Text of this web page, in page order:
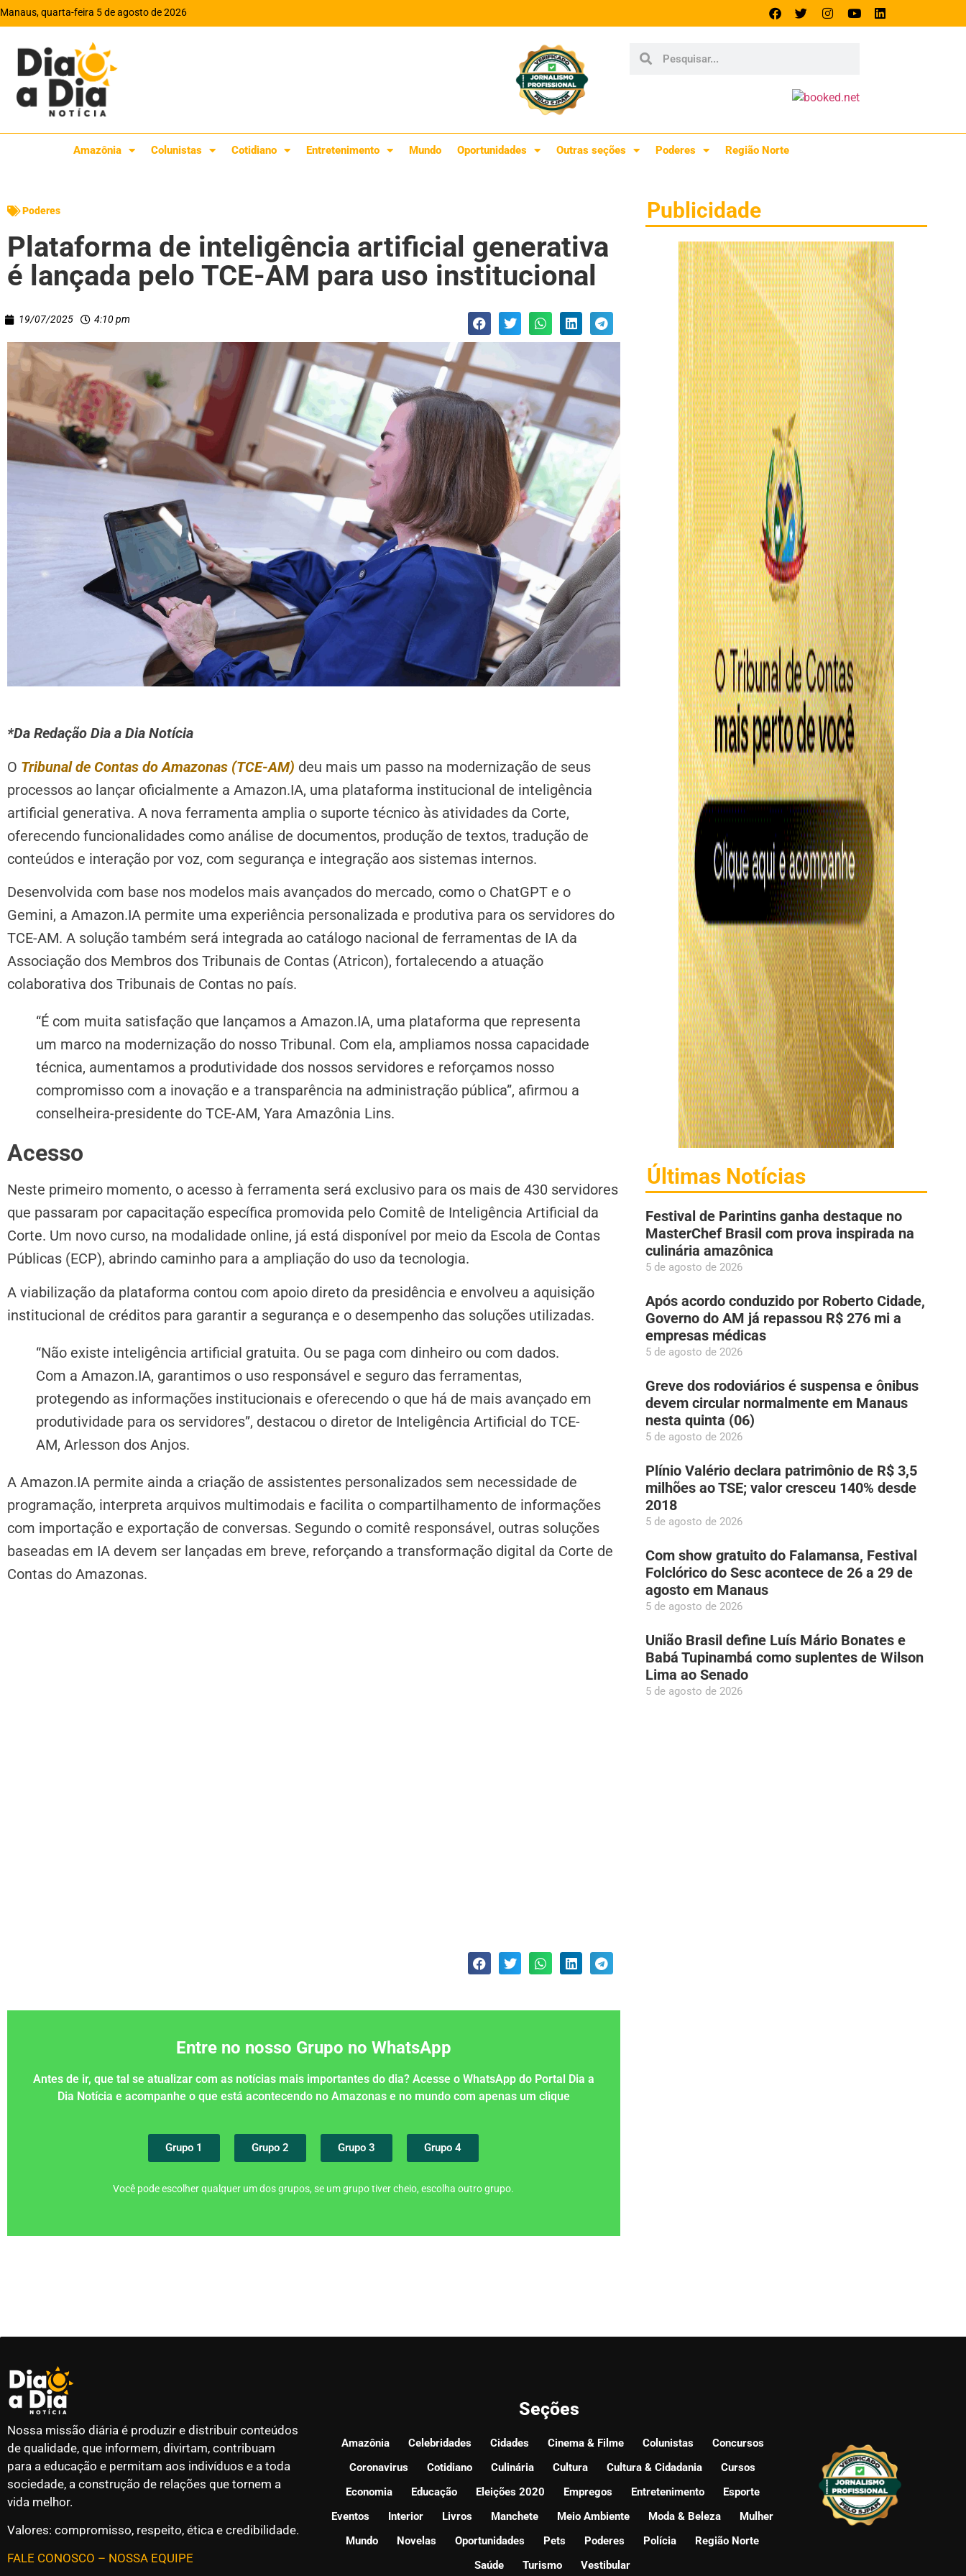
Manaus, quarta-feira 5 de agosto de 2026
Amazônia Colunistas Cotidiano Entretenimento Mundo Oportunidades Outras seções Poderes Região Norte
Poderes
Plataforma de inteligência artificial generativa
é lançada pelo TCE-AM para uso institucional
19/07/2025 4:10 pm
*Da Redação Dia a Dia Notícia
O Tribunal de Contas do Amazonas (TCE-AM) deu mais um passo na modernização de seus
processos ao lançar oficialmente a Amazon.IA, uma plataforma institucional de inteligência
artificial generativa. A nova ferramenta amplia o suporte técnico às atividades da Corte,
oferecendo funcionalidades como análise de documentos, produção de textos, tradução de
conteúdos e interação por voz, com segurança e integração aos sistemas internos.
Desenvolvida com base nos modelos mais avançados do mercado, como o ChatGPT e o
Gemini, a Amazon.IA permite uma experiência personalizada e produtiva para os servidores do
TCE-AM. A solução também será integrada ao catálogo nacional de ferramentas de IA da
Associação dos Membros dos Tribunais de Contas (Atricon), fortalecendo a atuação
colaborativa dos Tribunais de Contas no país.
“É com muita satisfação que lançamos a Amazon.IA, uma plataforma que representa
um marco na modernização do nosso Tribunal. Com ela, ampliamos nossa capacidade
técnica, aumentamos a produtividade dos nossos servidores e reforçamos nosso
compromisso com a inovação e a transparência na administração pública”, afirmou a
conselheira-presidente do TCE-AM, Yara Amazônia Lins.
Acesso
Neste primeiro momento, o acesso à ferramenta será exclusivo para os mais de 430 servidores
que passaram por capacitação específica promovida pelo Comitê de Inteligência Artificial da
Corte. Um novo curso, na modalidade online, já está disponível por meio da Escola de Contas
Públicas (ECP), abrindo caminho para a ampliação do uso da tecnologia.
A viabilização da plataforma contou com apoio direto da presidência e envolveu a aquisição
institucional de créditos para garantir a segurança e o desempenho das soluções utilizadas.
“Não existe inteligência artificial gratuita. Ou se paga com dinheiro ou com dados.
Com a Amazon.IA, garantimos o uso responsável e seguro das ferramentas,
protegendo as informações institucionais e oferecendo o que há de mais avançado em
produtividade para os servidores”, destacou o diretor de Inteligência Artificial do TCE-
AM, Arlesson dos Anjos.
A Amazon.IA permite ainda a criação de assistentes personalizados sem necessidade de
programação, interpreta arquivos multimodais e facilita o compartilhamento de informações
com importação e exportação de conversas. Segundo o comitê responsável, outras soluções
baseadas em IA devem ser lançadas em breve, reforçando a transformação digital da Corte de
Contas do Amazonas.
Entre no nosso Grupo no WhatsApp
Antes de ir, que tal se atualizar com as notícias mais importantes do dia? Acesse o WhatsApp do Portal Dia a
Dia Notícia e acompanhe o que está acontecendo no Amazonas e no mundo com apenas um clique
Grupo 1 Grupo 2 Grupo 3 Grupo 4
Você pode escolher qualquer um dos grupos, se um grupo tiver cheio, escolha outro grupo.
Publicidade
Últimas Notícias
Festival de Parintins ganha destaque no
MasterChef Brasil com prova inspirada na
culinária amazônica
5 de agosto de 2026
Após acordo conduzido por Roberto Cidade,
Governo do AM já repassou R$ 276 mi a
empresas médicas
5 de agosto de 2026
Greve dos rodoviários é suspensa e ônibus
devem circular normalmente em Manaus
nesta quinta (06)
5 de agosto de 2026
Plínio Valério declara patrimônio de R$ 3,5
milhões ao TSE; valor cresceu 140% desde
2018
5 de agosto de 2026
Com show gratuito do Falamansa, Festival
Folclórico do Sesc acontece de 26 a 29 de
agosto em Manaus
5 de agosto de 2026
União Brasil define Luís Mário Bonates e
Babá Tupinambá como suplentes de Wilson
Lima ao Senado
5 de agosto de 2026
Nossa missão diária é produzir e distribuir conteúdos
de qualidade, que informem, divirtam, contribuam
para a educação e permitam aos indivíduos e a toda
sociedade, a construção de relações que tornem a
vida melhor.
Valores: compromisso, respeito, ética e credibilidade.
FALE CONOSCO – NOSSA EQUIPE
Seções
Amazônia Celebridades Cidades Cinema & Filme Colunistas
Concursos
Coronavirus
Cotidiano Culinária Cultura Cultura & Cidadania
Cursos
Economia
Educação Eleições 2020 Empregos Entretenimento
Esporte
Eventos
Interior Livros Manchete Meio Ambiente Moda & Beleza
Mulher
Mundo
Novelas Oportunidades Pets Poderes Polícia
Região Norte
Saúde
Turismo Vestibular